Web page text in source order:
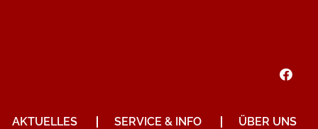
AKTUELLES SERVICE & INFO ÜBER UNS